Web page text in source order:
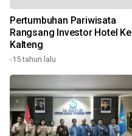
Pertumbuhan Pariwisata
Rangsang Investor Hotel Ke
Kalteng
-15 tahun lalu